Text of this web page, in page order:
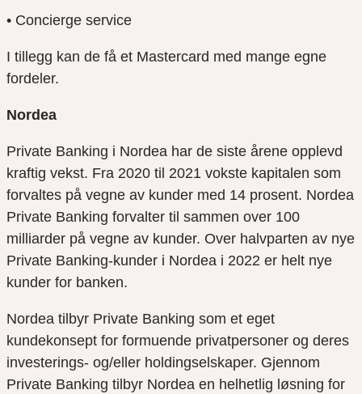
• Concierge service
I tillegg kan de få et Mastercard med mange egne
fordeler.
Nordea
Private Banking i Nordea har de siste årene opplevd
kraftig vekst. Fra 2020 til 2021 vokste kapitalen som
forvaltes på vegne av kunder med 14 prosent. Nordea
Private Banking forvalter til sammen over 100
milliarder på vegne av kunder. Over halvparten av nye
Private Banking-kunder i Nordea i 2022 er helt nye
kunder for banken.
Nordea tilbyr Private Banking som et eget
kundekonsept for formuende privatpersoner og deres
investerings- og/eller holdingselskaper. Gjennom
Private Banking tilbyr Nordea en helhetlig løsning for